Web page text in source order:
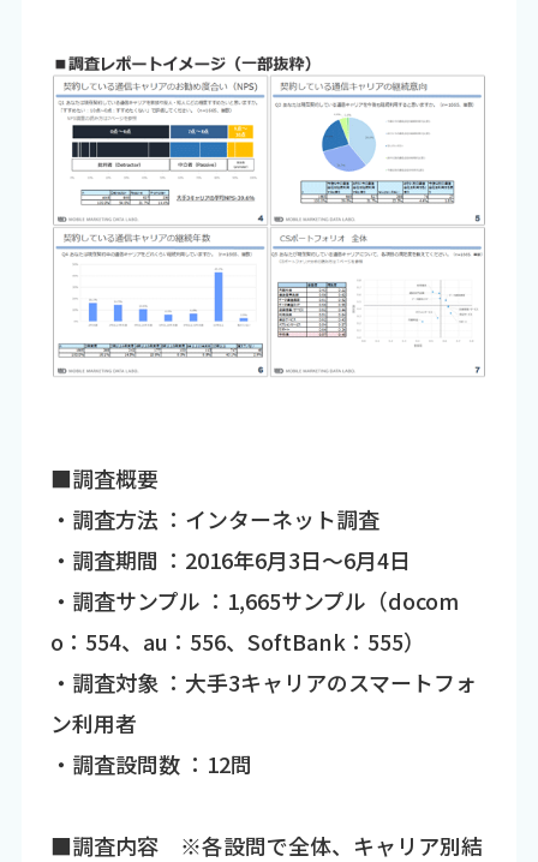
■調査概要
・調査方法 ：インターネット調査
・調査期間 ：2016年6月3日～6月4日
・調査サンプル ：1,665サンプル（docom
o：554、au：556、SoftBank：555）
・調査対象 ：大手3キャリアのスマートフォ
ン利用者
・調査設問数 ：12問
■調査内容 ※各設問で全体、キャリア別結